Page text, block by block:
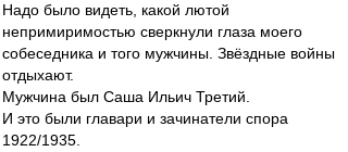
Надо было видеть, какой лютой
непримиримостью сверкнули глаза моего
собеседника и того мужчины. Звёздные войны
отдыхают.
Мужчина был Саша Ильич Третий.
И это были главари и зачинатели спора
1922/1935.